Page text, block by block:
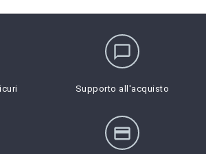
chat_bubble_outline
Supporto all'acquisto
credit_card